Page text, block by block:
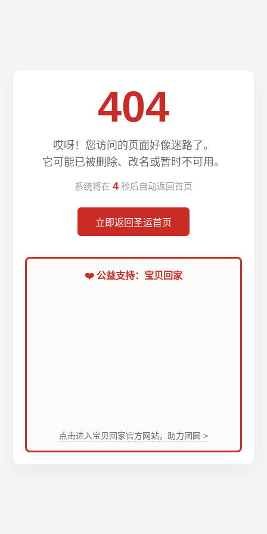
404
哎呀！您访问的页面好像迷路了。
它可能已被删除、改名或暂时不可用。
系统将在 4 秒后自动返回首页
立即返回圣运首页
❤️ 公益支持：宝贝回家
点击进入宝贝回家官方网站，助力团圆 >